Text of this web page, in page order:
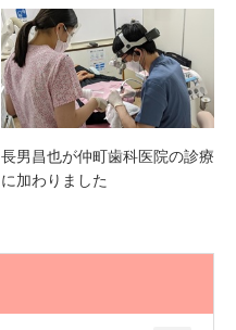
長男昌也が仲町歯科医院の診療
に加わりました